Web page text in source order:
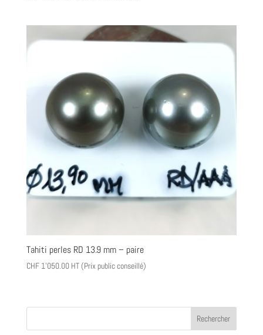
Tahiti perles RD 13.9 mm – paire
CHF1'050.00 HT (Prix public conseillé)